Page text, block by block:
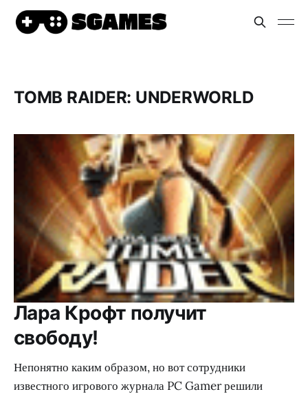
TOMB RAIDER: UNDERWORLD
Лара Крофт получит
свободу!
Непонятно каким образом, но вот сотрудники
известного игрового журнала PC Gamer решили